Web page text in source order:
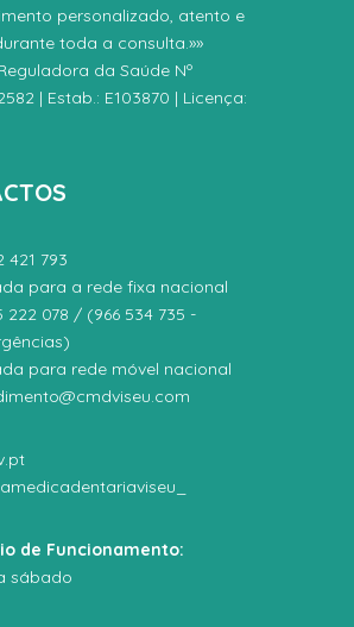
personalizado, atento e
toda a consulta.»»
da Saúde Nº
| Estab.: E103870 | Licença:
421 793
para a rede fixa nacional
222 078 / (966 534 735 -
para rede móvel nacional
de Funcionamento:
sábado